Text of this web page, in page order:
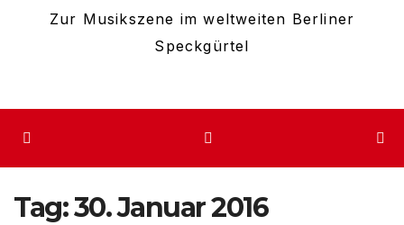
Zur Musikszene im weltweiten Berliner
Speckgürtel
Tag:30. Januar 2016